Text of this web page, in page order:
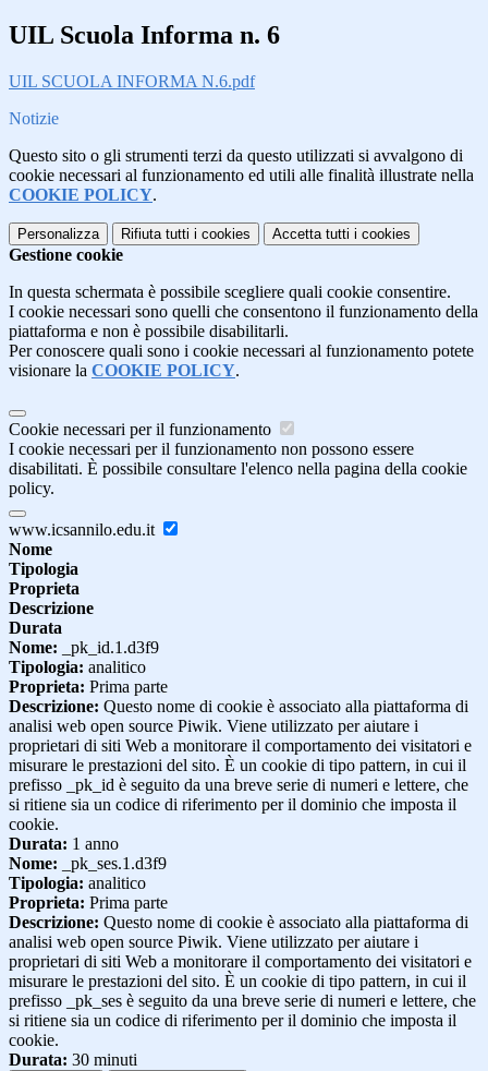
UIL Scuola Informa n. 6
UIL SCUOLA INFORMA N.6.pdf
Notizie
Questo sito o gli strumenti terzi da questo utilizzati si avvalgono di
cookie necessari al funzionamento ed utili alle finalità illustrate nella
COOKIE POLICY.
Personalizza Rifiuta tutti i cookies Accetta tutti i cookies
Gestione cookie
In questa schermata è possibile scegliere quali cookie consentire.
I cookie necessari sono quelli che consentono il funzionamento della
piattaforma e non è possibile disabilitarli.
Per conoscere quali sono i cookie necessari al funzionamento potete
visionare la COOKIE POLICY.
Cookie necessari per il funzionamento
I cookie necessari per il funzionamento non possono essere
disabilitati. È possibile consultare l'elenco nella pagina della cookie
policy.
www.icsannilo.edu.it
Nome
Tipologia
Proprieta
Descrizione
Durata
Nome: _pk_id.1.d3f9
Tipologia: analitico
Proprieta: Prima parte
Descrizione: Questo nome di cookie è associato alla piattaforma di
analisi web open source Piwik. Viene utilizzato per aiutare i
proprietari di siti Web a monitorare il comportamento dei visitatori e
misurare le prestazioni del sito. È un cookie di tipo pattern, in cui il
prefisso _pk_id è seguito da una breve serie di numeri e lettere, che
si ritiene sia un codice di riferimento per il dominio che imposta il
cookie.
Durata: 1 anno
Nome: _pk_ses.1.d3f9
Tipologia: analitico
Proprieta: Prima parte
Descrizione: Questo nome di cookie è associato alla piattaforma di
analisi web open source Piwik. Viene utilizzato per aiutare i
proprietari di siti Web a monitorare il comportamento dei visitatori e
misurare le prestazioni del sito. È un cookie di tipo pattern, in cui il
prefisso _pk_ses è seguito da una breve serie di numeri e lettere, che
si ritiene sia un codice di riferimento per il dominio che imposta il
cookie.
Durata: 30 minuti